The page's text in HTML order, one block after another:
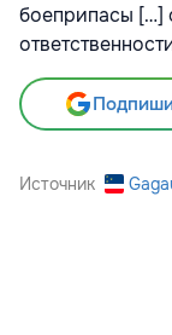
боеприпасы […]
Источник